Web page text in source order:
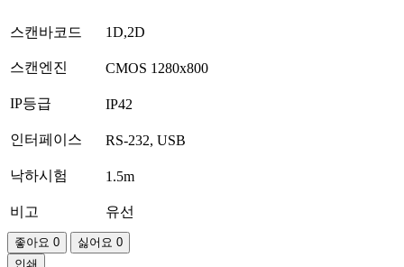
스캔바코드 1D,2D
스캔엔진 CMOS 1280x800
IP등급 IP42
인터페이스 RS-232, USB
낙하시험 1.5m
비고 유선
좋아요 0 싫어요 0
인쇄